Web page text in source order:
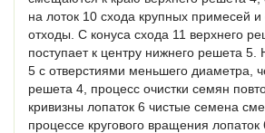
на лоток 10 схода крупных примесей и
отходы. С конуса схода 11 верхнего
поступает к центру нижнего решета
5 с отверстиями меньшего диаметра,
решета 4, процесс очистки семян
кривизны лопаток 6 чистые семена
процессе кругового вращения